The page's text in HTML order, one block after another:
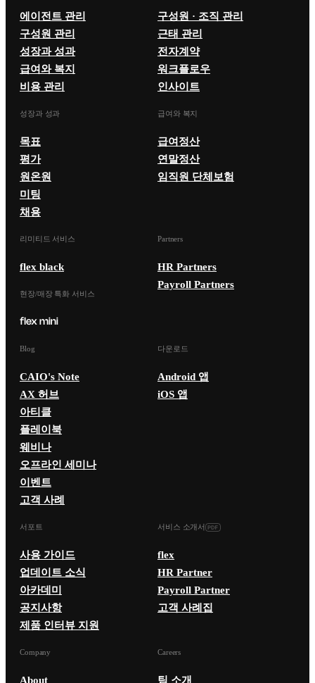
에이전트 관리
구성원 관리
성장과 성과
급여와 복지
비용 관리
구성원 · 조직 관리
근태 관리
전자계약
워크플로우
인사이트
성장과 성과
목표
평가
원온원
미팅
채용
급여와 복지
급여정산
연말정산
임직원 단체보험
리미티드 서비스
flex black
현장/매장 특화 서비스
Partners
HR Partners
Payroll Partners
Blog
CAIO's Note
AX 허브
아티클
플레이북
웨비나
오프라인 세미나
이벤트
고객 사례
다운로드
Android 앱
iOS 앱
서포트
사용 가이드
업데이트 소식
아카데미
공지사항
제품 인터뷰 지원
서비스 소개서
flex
HR Partner
Payroll Partner
고객 사례집
Company
About
Careers
팀 소개